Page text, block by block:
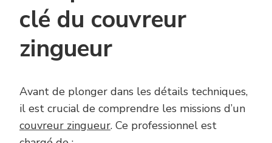
clé du couvreur
zingueur
Avant de plonger dans les détails techniques,
il est crucial de comprendre les missions d’un
couvreur zingueur. Ce professionnel est